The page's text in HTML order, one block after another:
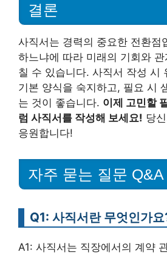
결론
사직서는 경력의 중요한 전환점
하느냐에 따라 미래의 기회와
칠 수 있습니다. 사직서 작성 시
기본 양식을 숙지하고, 필요 시
는 것이 좋습니다. 이제 고민할
럼 사직서를 작성해 보세요! 당
응원합니다!
자주 묻는 질문 Q&A
Q1: 사직서란 무엇인가
A1: 사직서는 직장에서의 계약